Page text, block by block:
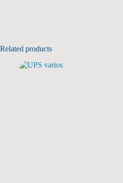
Related products